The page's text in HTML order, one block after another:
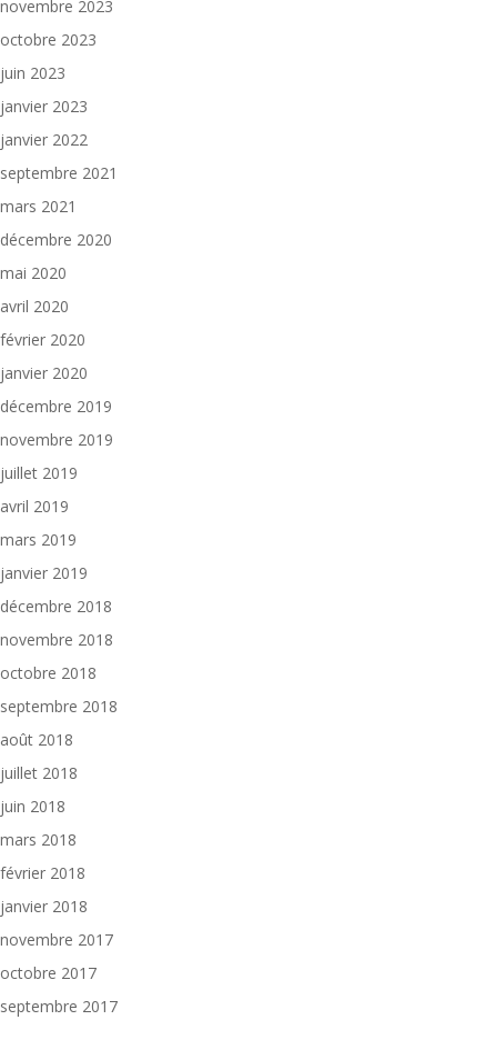
novembre 2023
octobre 2023
juin 2023
janvier 2023
janvier 2022
septembre 2021
mars 2021
décembre 2020
mai 2020
avril 2020
février 2020
janvier 2020
décembre 2019
novembre 2019
juillet 2019
avril 2019
mars 2019
janvier 2019
décembre 2018
novembre 2018
octobre 2018
septembre 2018
août 2018
juillet 2018
juin 2018
mars 2018
février 2018
janvier 2018
novembre 2017
octobre 2017
septembre 2017